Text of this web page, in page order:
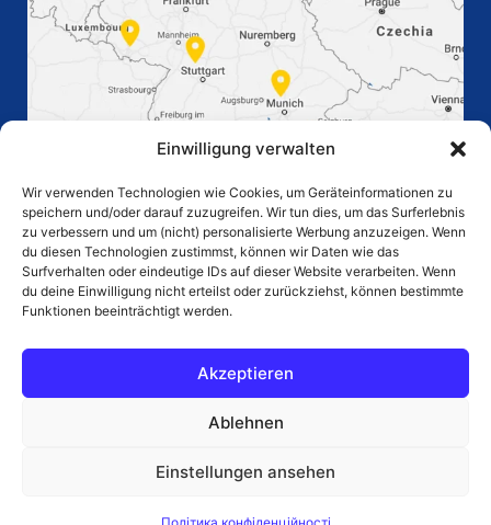
Einwilligung verwalten
Wir verwenden Technologien wie Cookies, um Geräteinformationen zu
speichern und/oder darauf zuzugreifen. Wir tun dies, um das Surferlebnis
zu verbessern und um (nicht) personalisierte Werbung anzuzeigen. Wenn
du diesen Technologien zustimmst, können wir Daten wie das
Surfverhalten oder eindeutige IDs auf dieser Website verarbeiten. Wenn
du deine Einwilligung nicht erteilst oder zurückziehst, können bestimmte
Funktionen beeinträchtigt werden.
Akzeptieren
Ablehnen
Einstellungen ansehen
ГОЛОВНА СТОРІНКА
ВІДПОВІДАЛЬНОСТІ